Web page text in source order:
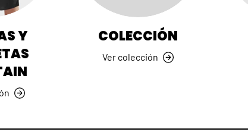
Y
COLECCIÓN
Ver colección